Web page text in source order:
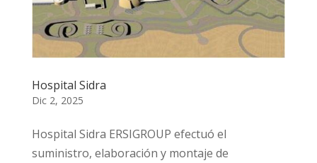
Hospital Sidra
Dic 2, 2025
Hospital Sidra ERSIGROUP efectuó el
suministro, elaboración y montaje de